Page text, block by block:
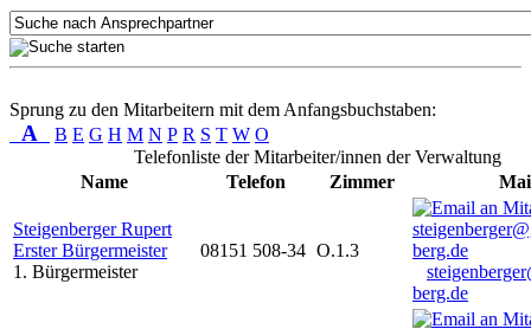
Sprung zu den Mitarbeitern mit dem Anfangsbuchstaben:
A B E G H M N P R S T W O
Telefonliste der Mitarbeiter/innen der Verwaltung
Name
Telefon Zimmer
Steigenberger Rupert
Erster Bürgermeister
1. Bürgermeister
08151 508-34 O.1.3
berg.de